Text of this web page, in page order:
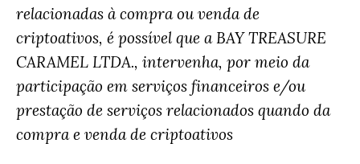
relacionadas à compra ou venda de
criptoativos, é possível que a BAY TREASURE
CARAMEL LTDA., intervenha, por meio da
participação em serviços financeiros e/ou
prestação de serviços relacionados quando da
compra e venda de criptoativos